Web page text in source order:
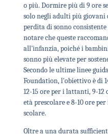
o più. Dormire più di 9 ore
solo negli adulti più giovani
perdita di sonno
notare che queste
all'infanzia, poiché i
sonno più elevate per
Secondo le ultime linee
Foundation, l'obiettivo è di
12-15 ore per i lattanti, 9-
età prescolare e 8-10 ore
scolare.
Oltre a una durata